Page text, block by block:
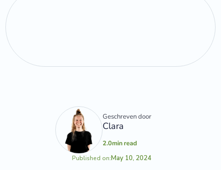
Geschreven door
Clara
2.0min read
Published on:May 10, 2024